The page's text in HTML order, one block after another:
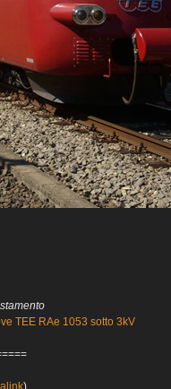
TEE RAe 1053 sotto 3kV